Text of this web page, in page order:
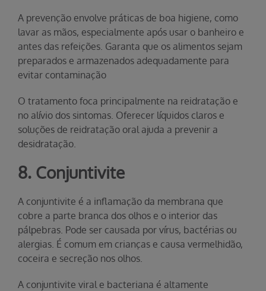
A prevenção envolve práticas de boa higiene, como
lavar as mãos, especialmente após usar o banheiro e
antes das refeições. Garanta que os alimentos sejam
preparados e armazenados adequadamente para
evitar contaminação
O tratamento foca principalmente na reidratação e
no alívio dos sintomas. Oferecer líquidos claros e
soluções de reidratação oral ajuda a prevenir a
desidratação.
8. Conjuntivite
A conjuntivite é a inflamação da membrana que
cobre a parte branca dos olhos e o interior das
pálpebras. Pode ser causada por vírus, bactérias ou
alergias. É comum em crianças e causa vermelhidão,
coceira e secreção nos olhos.
A conjuntivite viral e bacteriana é altamente